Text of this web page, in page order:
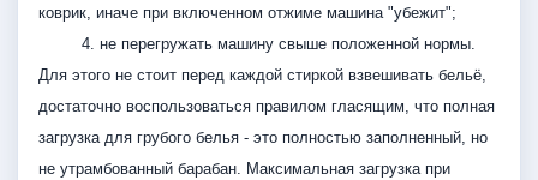
коврик, иначе при включенном отжиме машина "убежит";
4. не перегружать машину свыше положенной нормы.
Для этого не стоит перед каждой стиркой взвешивать бельё,
достаточно воспользоваться правилом гласящим, что полная
загрузка для грубого белья - это полностью заполненный, но
не утрамбованный барабан. Максимальная загрузка при